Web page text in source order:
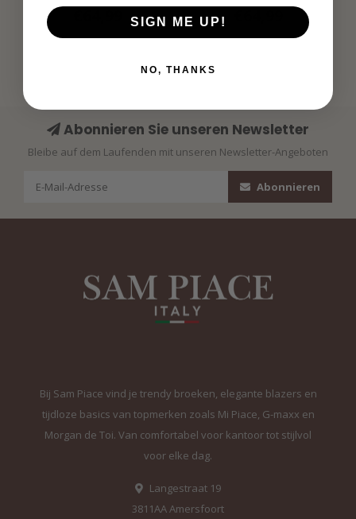
Abonnieren Sie unseren Newsletter
Bleibe auf dem Laufenden mit unseren Newsletter-Angeboten
Abonnieren
Bij Sam Piace vind je trendy broeken, elegante blazers en
tijdloze basics van topmerken zoals Mi Piace, G-maxx en
Morgan de Toi. Van comfortabel voor kantoor tot stijlvol
voor elke dag.
Langestraat 19
3811AA Amersfoort
SIGN ME UP!
NO, THANKS